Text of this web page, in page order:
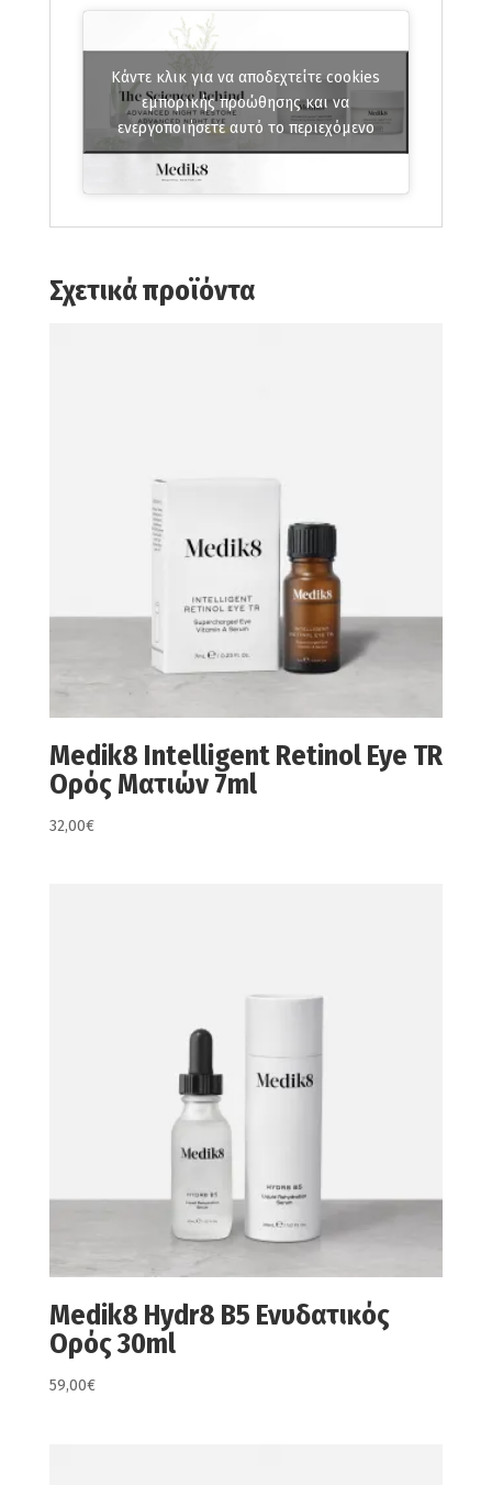
Κάντε κλικ για να αποδεχτείτε cookies
εμπορικής προώθησης και να
ενεργοποιήσετε αυτό το περιεχόμενο
Σχετικά προϊόντα
Medik8 Intelligent Retinol Eye TR
Ορός Ματιών 7ml
32,00€
Medik8 Hydr8 B5 Ενυδατικός
Ορός 30ml
59,00€